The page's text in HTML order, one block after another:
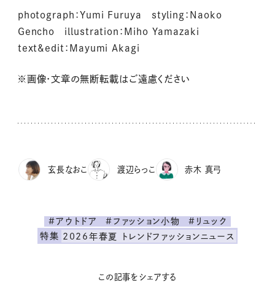
photograph：Yumi Furuya styling：Naoko
Gencho illustration：Miho Yamazaki
text&edit：Mayumi Akagi
※画像・文章の無断転載はご遠慮ください
玄長なおこ 渡辺らっこ 赤木 真弓
#アウトドア #ファッション小物
#リュック
特集 2026年春夏 トレンドファッションニュース
この記事をシェアする